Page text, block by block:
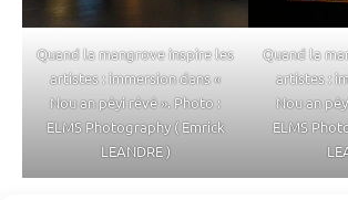
Quand la mangrove inspire les
artistes : immersion dans «
Nou an péyi révé ». Photo :
ELMS Photography ( Emrick
LEANDRE )
Quand la
artistes :
Nou an
ELMS